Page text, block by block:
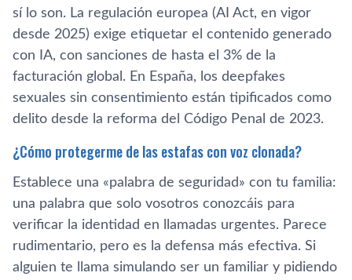
sí lo son. La regulación europea (AI Act, en vigor
desde 2025) exige etiquetar el contenido generado
con IA, con sanciones de hasta el 3% de la
facturación global. En España, los deepfakes
sexuales sin consentimiento están tipificados como
delito desde la reforma del Código Penal de 2023.
¿Cómo protegerme de las estafas con voz clonada?
Establece una «palabra de seguridad» con tu familia:
una palabra que solo vosotros conozcáis para
verificar la identidad en llamadas urgentes. Parece
rudimentario, pero es la defensa más efectiva. Si
alguien te llama simulando ser un familiar y pidiendo